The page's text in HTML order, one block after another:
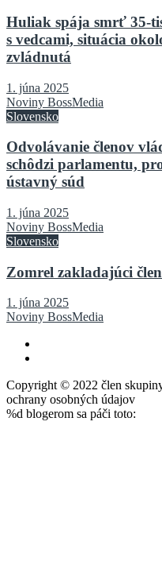
Huliak spája smrť 35-
s vedcami, situácia
zvládnutá
1. júna 2025
Noviny BossMedia
Slovensko
Odvolávanie členov
schôdzi parlamentu,
ústavný súd
1. júna 2025
Noviny BossMedia
Slovensko
Zomrel zakladajúci
1. júna 2025
Noviny BossMedia
Copyright © 2022 člen
ochrany osobných údajov
%d blogerom sa páči toto: